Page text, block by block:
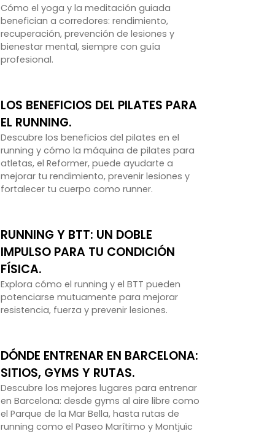
Cómo el yoga y la meditación guiada
benefician a corredores: rendimiento,
recuperación, prevención de lesiones y
bienestar mental, siempre con guía
profesional.
LOS BENEFICIOS DEL PILATES PARA
EL RUNNING.
Descubre los beneficios del pilates en el
running y cómo la máquina de pilates para
atletas, el Reformer, puede ayudarte a
mejorar tu rendimiento, prevenir lesiones y
fortalecer tu cuerpo como runner.
RUNNING Y BTT: UN DOBLE
IMPULSO PARA TU CONDICIÓN
FÍSICA.
Explora cómo el running y el BTT pueden
potenciarse mutuamente para mejorar
resistencia, fuerza y prevenir lesiones.
DÓNDE ENTRENAR EN BARCELONA:
SITIOS, GYMS Y RUTAS.
Descubre los mejores lugares para entrenar
en Barcelona: desde gyms al aire libre como
el Parque de la Mar Bella, hasta rutas de
running como el Paseo Marítimo y Montjuïc